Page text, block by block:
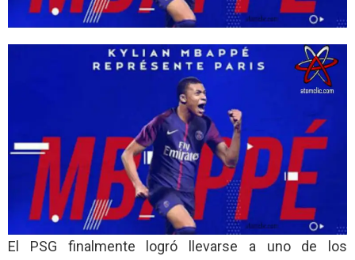
El PSG finalmente logró llevarse a uno de los